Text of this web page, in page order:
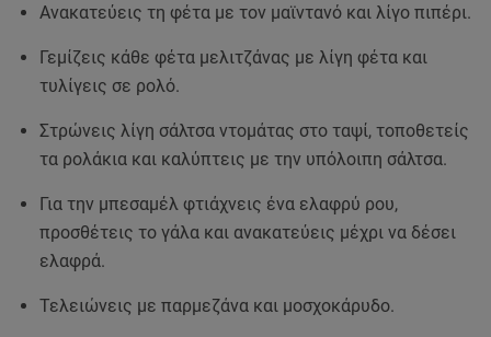
Ανακατεύεις τη φέτα με τον μαϊντανό και λίγο πιπέρι.
Γεμίζεις κάθε φέτα μελιτζάνας με λίγη φέτα και
τυλίγεις σε ρολό.
Στρώνεις λίγη σάλτσα ντομάτας στο ταψί, τοποθετείς
τα ρολάκια και καλύπτεις με την υπόλοιπη σάλτσα.
Για την μπεσαμέλ φτιάχνεις ένα ελαφρύ ρου,
προσθέτεις το γάλα και ανακατεύεις μέχρι να δέσει
ελαφρά.
Τελειώνεις με παρμεζάνα και μοσχοκάρυδο.